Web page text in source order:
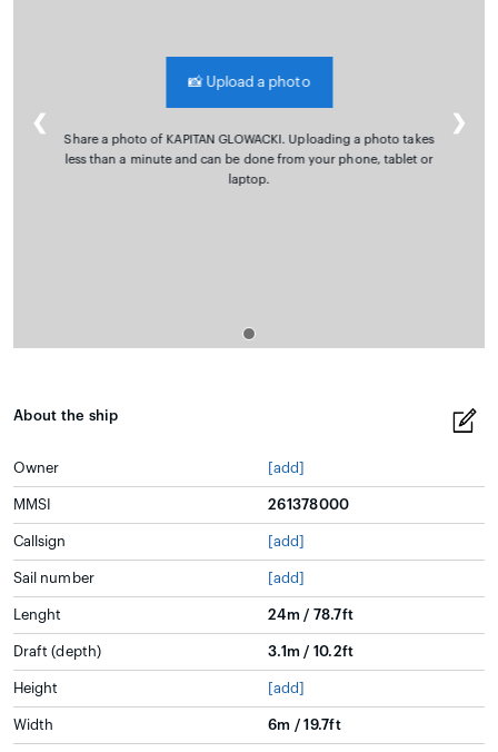
📸Upload a photo
Share a photo of KAPITAN GLOWACKI. Uploading a photo takes
less than a minute and can be done from your phone, tablet or
laptop.
❮ ❯
About the ship
Owner [add]
MMSI 261378000
Callsign [add]
Sail number [add]
Lenght 24m / 78.7ft
Draft (depth) 3.1m / 10.2ft
Height [add]
Width 6m / 19.7ft